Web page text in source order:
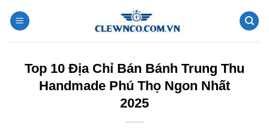
đến
Top 10 Địa Chỉ Bán Bánh Trung Thu
Handmade Phú Thọ Ngon Nhất
2025